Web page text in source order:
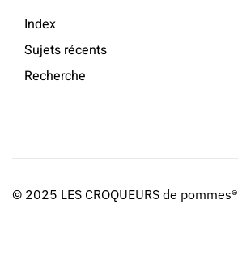
Index
Sujets récents
Recherche
© 2025 LES CROQUEURS de pommes®